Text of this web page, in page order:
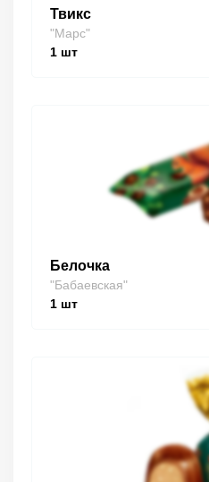
Твикс
"Марс"
1 шт
Белочка
"Бабаевская"
1 шт